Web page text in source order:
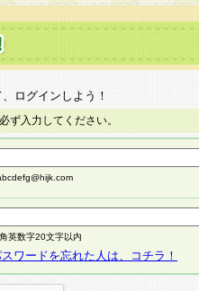
ログインしよう！
ず入力してください。
英数字20文字以内
ワードを忘れた人は、コチラ！